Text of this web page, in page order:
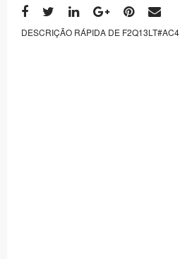
DESCRIÇÃO RÁPIDA DE F2Q13LT#AC4